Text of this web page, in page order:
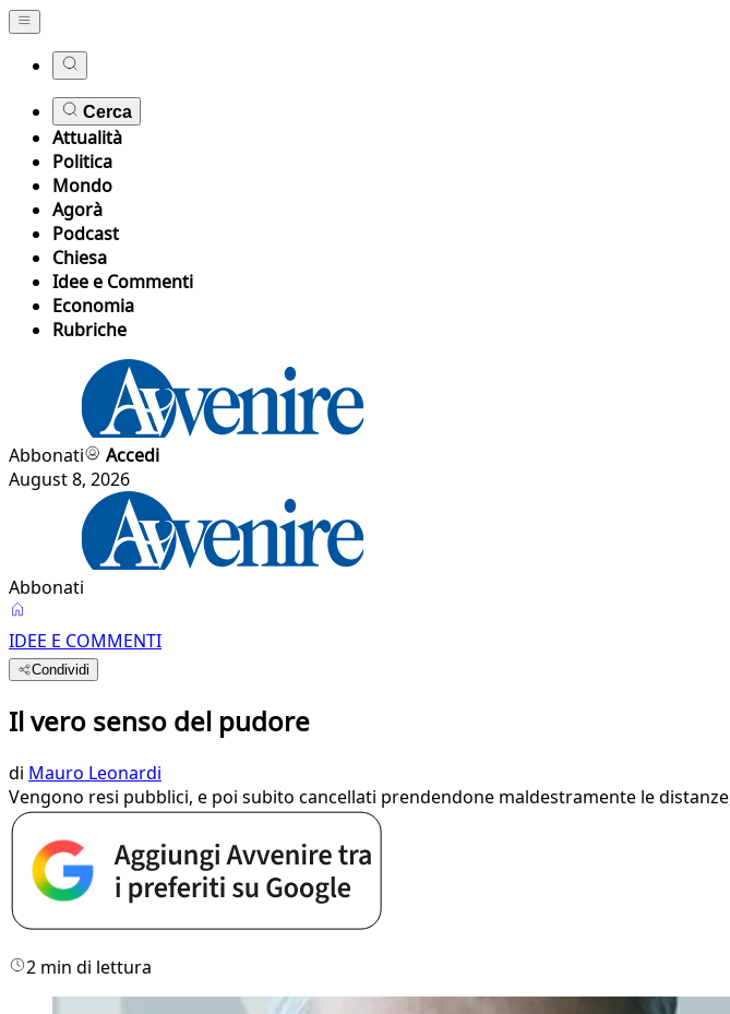
Cerca
Attualità
Politica
Mondo
Agorà
Podcast
Chiesa
Idee e Commenti
Economia
Rubriche
Abbonati
Accedi
August 8, 2026
Abbonati
IDEE E COMMENTI
Condividi
Il vero senso del pudore
di Mauro Leonardi
Vengono resi pubblici, e poi subito cancellati prendendone maldestramente le
2 min di lettura